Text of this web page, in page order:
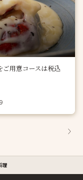
用意コースは税込
理